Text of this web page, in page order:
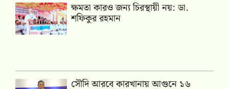
ক্ষমতা কারও জন্য চিরস্থায়ী নয়: ডা.
শফিকুর রহমান
সৌদি আরবে কারখানায় আগুনে ১৬